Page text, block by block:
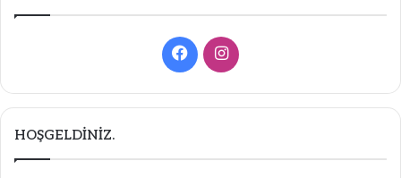
FacebookInstagram
HOŞGELDİNİZ.